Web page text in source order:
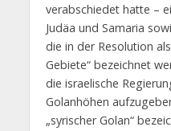
verabschiedet hatte –
Judäa und Samaria
die in der Resolution
Gebiete“ bezeichnet
die israelische
Golanhöhen
„syrischer Golan“